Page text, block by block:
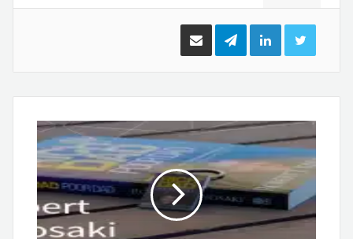
توییتر لینکدینتلگرام اشتراک
گذاری
ایمیل